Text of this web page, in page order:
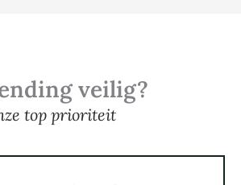
veilig?
top prioriteit